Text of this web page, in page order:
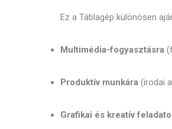
Ez a Táblagép különösen
Multimédia-fogyasztásra
Produktív munkára (irodai
Grafikai és kreatív